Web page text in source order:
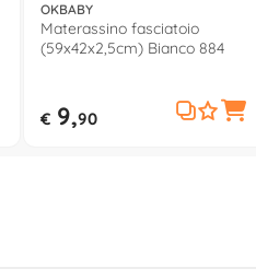
OKBABY
Materassino fasciatoio
(59x42x2,5cm) Bianco 884
€ 9,90